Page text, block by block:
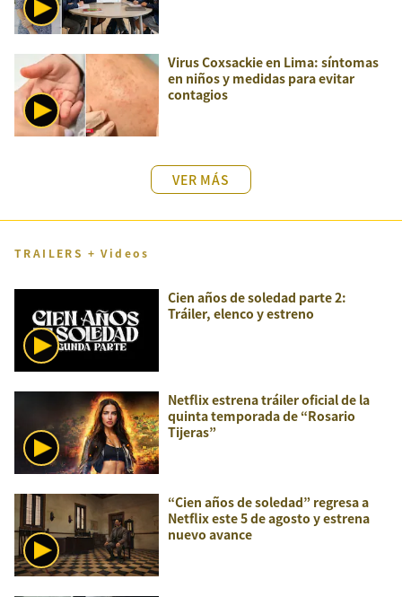
Virus Coxsackie en Lima: síntomas
en niños y medidas para evitar
contagios
VER MÁS
TRAILERS + Videos
Cien años de soledad parte 2:
Tráiler, elenco y estreno
Netflix estrena tráiler oficial de la
quinta temporada de “Rosario
Tijeras”
“Cien años de soledad” regresa a
Netflix este 5 de agosto y estrena
nuevo avance